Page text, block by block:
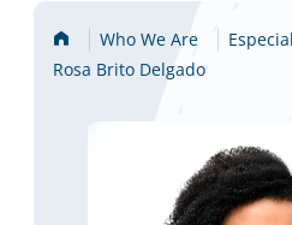
Home Who We Are
Rosa Brito Delgado